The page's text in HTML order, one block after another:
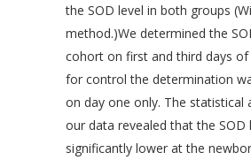
the SOD level in both groups
method.)We determined the
cohort on first and third days of
for control the determination
on day one only. The statistical
our data revealed that the SOD
significantly lower at the